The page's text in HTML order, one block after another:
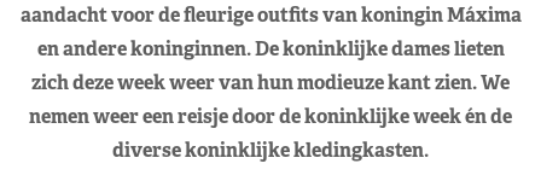
aandacht voor de fleurige outfits van koningin Máxima
en andere koninginnen. De koninklijke dames lieten
zich deze week weer van hun modieuze kant zien. We
nemen weer een reisje door de koninklijke week én de
diverse koninklijke kledingkasten.